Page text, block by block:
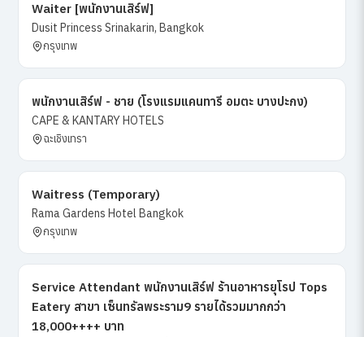
Waiter [พนักงานเสิร์ฟ]
Dusit Princess Srinakarin, Bangkok
กรุงเทพ
พนักงานเสิร์ฟ - ชาย (โรงแรมแคนทารี อมตะ บางปะกง)
CAPE & KANTARY HOTELS
ฉะเชิงเทรา
Waitress (Temporary)
Rama Gardens Hotel Bangkok
กรุงเทพ
Service Attendant พนักงานเสิร์ฟ ร้านอาหารยุโรป Tops
Eatery สาขา เซ็นทรัลพระราม9 รายได้รวมมากกว่า
18,000++++ บาท